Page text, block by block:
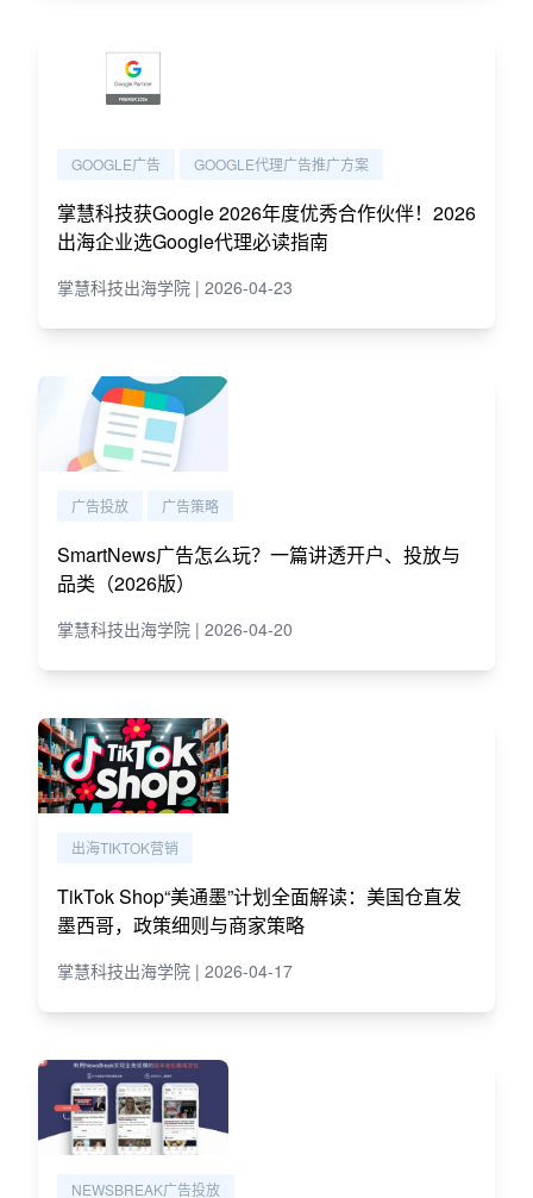
GOOGLE广告 GOOGLE代理广告推广方案
掌慧科技获Google 2026年度优秀合作伙伴！2026
出海企业选Google代理必读指南
掌慧科技出海学院 | 2026-04-23
广告投放 广告策略
SmartNews广告怎么玩？一篇讲透开户、投放与
品类（2026版）
掌慧科技出海学院 | 2026-04-20
出海TIKTOK营销
TikTok Shop“美通墨”计划全面解读：美国仓直发
墨西哥，政策细则与商家策略
掌慧科技出海学院 | 2026-04-17
NEWSBREAK广告投放